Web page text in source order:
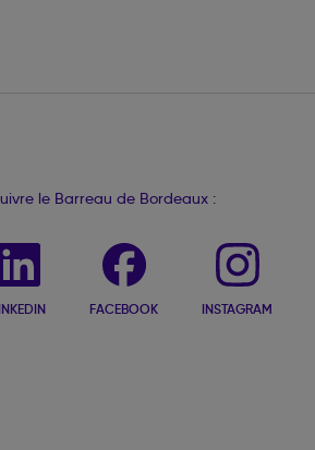
le Barreau de Bordeaux :
FACEBOOK INSTAGRAM